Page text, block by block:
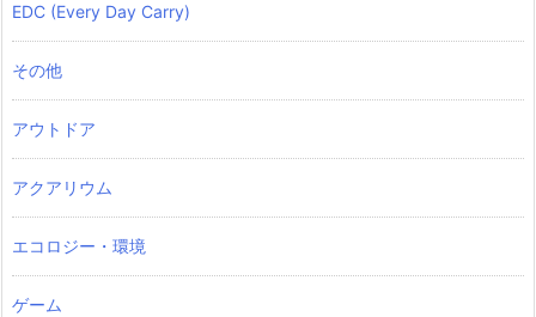
EDC (Every Day Carry)
その他
アウトドア
アクアリウム
エコロジー・環境
ゲーム